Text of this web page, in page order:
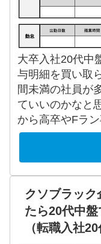
大卒入社20代中
与明細を買い取
間未満の社員が
ていいのかなと
から高卒やFラ
クソブラック
たら20代中
（転職入社